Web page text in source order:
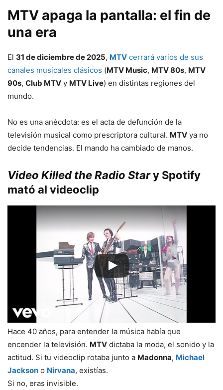
MTV apaga la pantalla: el fin de
una era
El 31 de diciembre de 2025, MTV cerrará varios de sus
canales musicales clásicos (MTV Music, MTV 80s, MTV
90s, Club MTV y MTV Live) en distintas regiones del
mundo.
No es una anécdota: es el acta de defunción de la
televisión musical como prescriptora cultural. MTV ya no
decide tendencias. El mando ha cambiado de manos.
Video Killed the Radio Stary Spotify
mató al videoclip
Hace 40 años, para entender la música había que
encender la televisión. MTV dictaba la moda, el sonido y la
actitud. Si tu videoclip rotaba junto a Madonna, Michael
Jackson o Nirvana, existías.
Si no, eras invisible.